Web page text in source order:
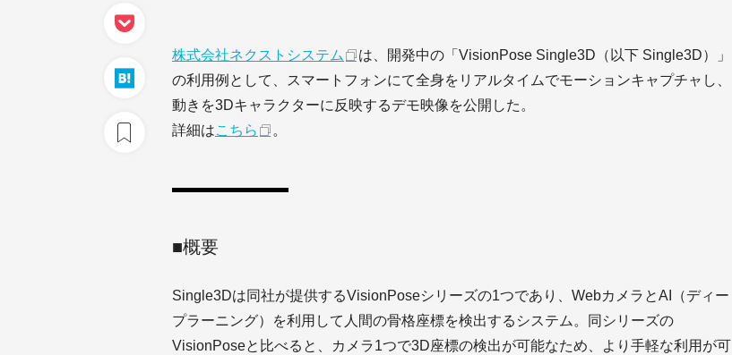
株式会社ネクストシステム
は、開発中の「VisionPose Single3D（以下 Single3D）」
の利用例として、スマートフォンにて全身をリアルタイムでモーションキャプチャし、
動きを3Dキャラクターに反映するデモ映像を公開した。
詳細はこちら 。
■概要
Single3Dは同社が提供するVisionPoseシリーズの1つであり、WebカメラとAI（ディー
プラーニング）を利用して人間の骨格座標を検出するシステム。同シリーズの
VisionPoseと比べると、カメラ1つで3D座標の検出が可能なため、より手軽な利用が可